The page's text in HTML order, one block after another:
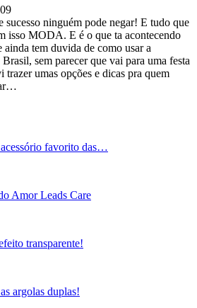
sucesso ninguém pode negar! E tudo que
isso MODA. E é o que ta acontecendo
tem duvida de como usar a
sem parecer que vai para uma festa
trazer umas opções e dicas pra quem
favorito das…
Amor Leads Care
transparente!
argolas duplas!